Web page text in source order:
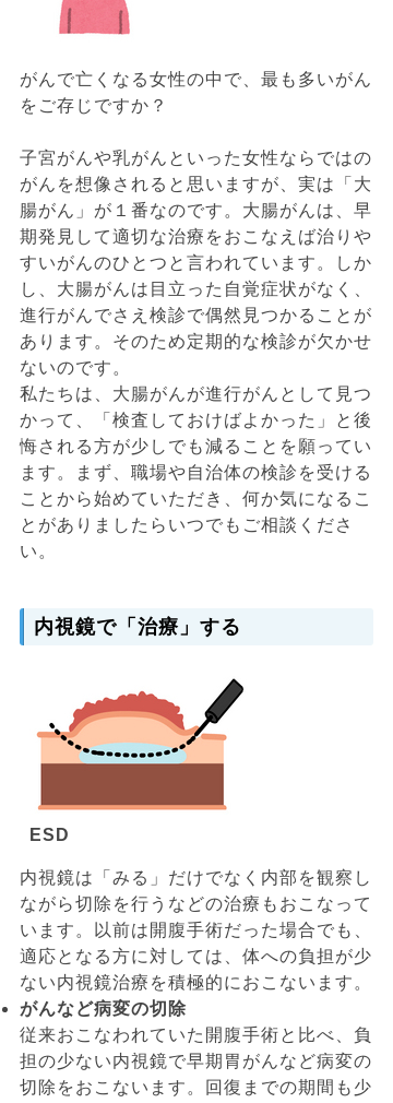
がんで亡くなる女性の中で、最も多いがん
をご存じですか？
子宮がんや乳がんといった女性ならではの
がんを想像されると思いますが、実は「大
腸がん」が１番なのです。大腸がんは、早
期発見して適切な治療をおこなえば治りや
すいがんのひとつと言われています。しか
し、大腸がんは目立った自覚症状がなく、
進行がんでさえ検診で偶然見つかることが
あります。そのため定期的な検診が欠かせ
ないのです。
私たちは、大腸がんが進行がんとして見つ
かって、「検査しておけばよかった」と後
悔される方が少しでも減ることを願ってい
ます。まず、職場や自治体の検診を受ける
ことから始めていただき、何か気になるこ
とがありましたらいつでもご相談くださ
い。
内視鏡で「治療」する
ESD
内視鏡は「みる」だけでなく内部を観察し
ながら切除を行うなどの治療もおこなって
います。以前は開腹手術だった場合でも、
適応となる方に対しては、体への負担が少
ない内視鏡治療を積極的におこないます。
がんなど病変の切除
従来おこなわれていた開腹手術と比べ、負
担の少ない内視鏡で早期胃がんなど病変の
切除をおこないます。回復までの期間も少